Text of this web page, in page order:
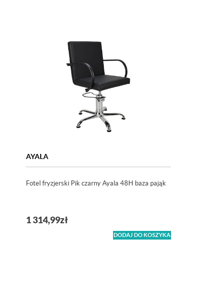
AYALA
Fotel fryzjerski Pik czarny Ayala 48H baza pająk
1 314,99zł
DODAJ DO KOSZYKA